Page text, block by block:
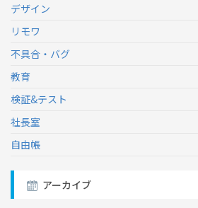
デザイン
リモワ
不具合・バグ
教育
検証&テスト
社長室
自由帳
アーカイブ